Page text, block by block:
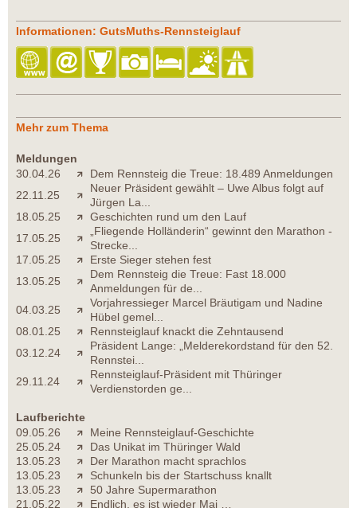
Informationen: GutsMuths-Rennsteiglauf
Mehr zum Thema
Meldungen
30.04.26
Dem Rennsteig die Treue: 18.489 Anmeldungen
22.11.25
Neuer Präsident gewählt – Uwe Albus folgt auf
Jürgen La...
18.05.25
Geschichten rund um den Lauf
17.05.25
„Fliegende Holländerin“ gewinnt den Marathon -
Strecke...
17.05.25
Erste Sieger stehen fest
13.05.25
Dem Rennsteig die Treue: Fast 18.000
Anmeldungen für de...
04.03.25
Vorjahressieger Marcel Bräutigam und Nadine
Hübel gemel...
08.01.25
Rennsteiglauf knackt die Zehntausend
03.12.24
Präsident Lange: „Melderekordstand für den 52.
Rennstei...
29.11.24
Rennsteiglauf-Präsident mit Thüringer
Verdienstorden ge...
Laufberichte
09.05.26
Meine Rennsteiglauf-Geschichte
25.05.24
Das Unikat im Thüringer Wald
13.05.23
Der Marathon macht sprachlos
13.05.23
Schunkeln bis der Startschuss knallt
13.05.23
50 Jahre Supermarathon
21.05.22
Endlich, es ist wieder Mai …